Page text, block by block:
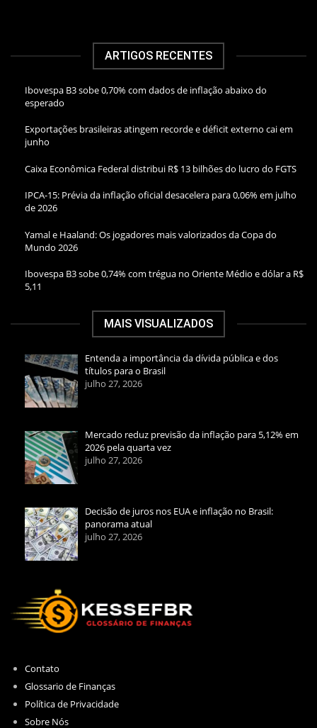
ARTIGOS RECENTES
Ibovespa B3 sobe 0,70% com dados de inflação abaixo do
esperado
Exportações brasileiras atingem recorde e déficit externo cai em
junho
Caixa Econômica Federal distribui R$ 13 bilhões do lucro do FGTS
IPCA-15: Prévia da inflação oficial desacelera para 0,06% em julho
de 2026
Yamal e Haaland: Os jogadores mais valorizados da Copa do
Mundo 2026
Ibovespa B3 sobe 0,74% com trégua no Oriente Médio e dólar a R$
5,11
MAIS VISUALIZADOS
Entenda a importância da dívida pública e dos
títulos para o Brasil
julho 27, 2026
Mercado reduz previsão da inflação para 5,12% em
2026 pela quarta vez
julho 27, 2026
Decisão de juros nos EUA e inflação no Brasil:
panorama atual
julho 27, 2026
Contato
Glossario de Finanças
Política de Privacidade
Sobre Nós